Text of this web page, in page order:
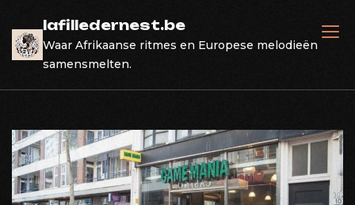
content
lafilledernest.be
Waar Afrikaanse ritmes en Europese melodieën
samensmelten.